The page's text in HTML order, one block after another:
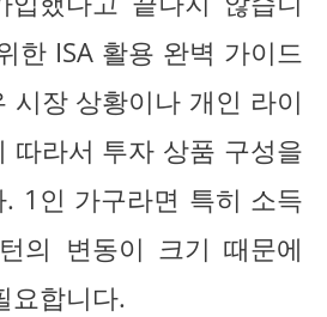
한 ISA 활용 완벽 가이드
시장 상황이나 개인 라이
따라서 투자 상품 구성을
1인 가구라면 특히 소득
의 변동이 크기 때문에
요합니다.